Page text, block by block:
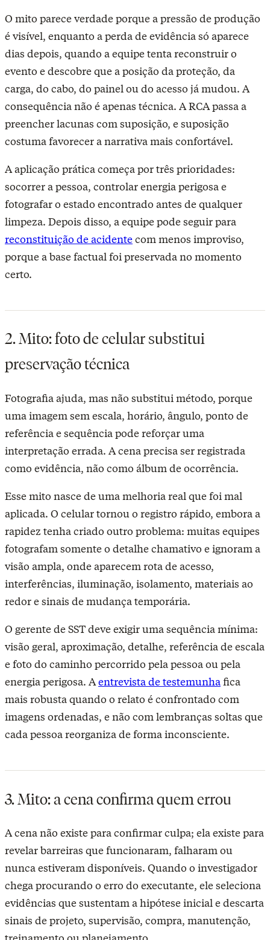
O mito parece verdade porque a pressão de produção
é visível, enquanto a perda de evidência só aparece
dias depois, quando a equipe tenta reconstruir o
evento e descobre que a posição da proteção, da
carga, do cabo, do painel ou do acesso já mudou. A
consequência não é apenas técnica. A RCA passa a
preencher lacunas com suposição, e suposição
costuma favorecer a narrativa mais confortável.
A aplicação prática começa por três prioridades:
socorrer a pessoa, controlar energia perigosa e
fotografar o estado encontrado antes de qualquer
limpeza. Depois disso, a equipe pode seguir para
reconstituição de acidentecom menos improviso,
porque a base factual foi preservada no momento
certo.
2. Mito: foto de celular substitui
preservação técnica
Fotografia ajuda, mas não substitui método, porque
uma imagem sem escala, horário, ângulo, ponto de
referência e sequência pode reforçar uma
interpretação errada. A cena precisa ser registrada
como evidência, não como álbum de ocorrência.
Esse mito nasce de uma melhoria real que foi mal
aplicada. O celular tornou o registro rápido, embora a
rapidez tenha criado outro problema: muitas equipes
fotografam somente o detalhe chamativo e ignoram a
visão ampla, onde aparecem rota de acesso,
interferências, iluminação, isolamento, materiais ao
redor e sinais de mudança temporária.
O gerente de SST deve exigir uma sequência mínima:
visão geral, aproximação, detalhe, referência de escala
e foto do caminho percorrido pela pessoa ou pela
energia perigosa. Aentrevista de testemunhafica
mais robusta quando o relato é confrontado com
imagens ordenadas, e não com lembranças soltas que
cada pessoa reorganiza de forma inconsciente.
3. Mito: a cena confirma quem errou
A cena não existe para confirmar culpa; ela existe para
revelar barreiras que funcionaram, falharam ou
nunca estiveram disponíveis. Quando o investigador
chega procurando o erro do executante, ele seleciona
evidências que sustentam a hipótese inicial e descarta
sinais de projeto, supervisão, compra, manutenção,